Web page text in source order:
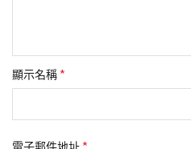
顯示名稱 *